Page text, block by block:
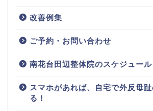
改善例集
ご予約・お問い合わせ
南花台田辺整体院のスケジュール
スマホがあれば、自宅で外反母
る！